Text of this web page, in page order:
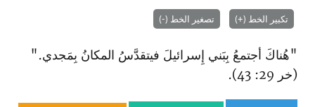
تكبير الخط (+) تصغير الخط (-)
"هُناكَ أجتمعُ بِبَني إِسرائيلَ فيتقدَّسُ المكانُ بِمَجدي."
(خر 29: 43).